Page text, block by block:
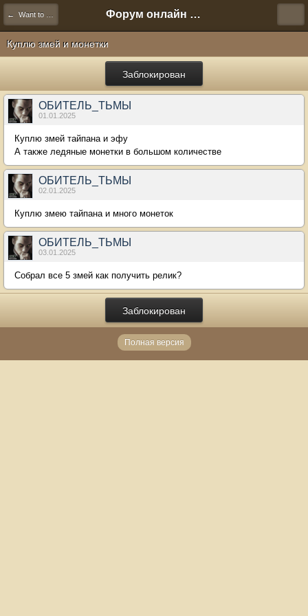
← Want to Buy Форум онлайн игры "Новая Эра" (Нюра Биз)
Куплю змей и монетки
Заблокирован
ОБИТЕЛЬ_ТЬМЫ
01.01.2025
Куплю змей тайпана и эфу
А также ледяные монетки в большом количестве
ОБИТЕЛЬ_ТЬМЫ
02.01.2025
Куплю змею тайпана и много монеток
ОБИТЕЛЬ_ТЬМЫ
03.01.2025
Собрал все 5 змей как получить релик?
Заблокирован
Полная версия